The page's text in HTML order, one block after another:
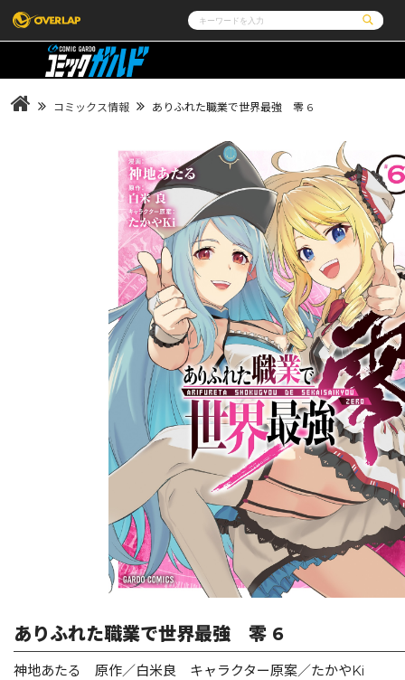
コミック
LiQulle
ライトノベル
ノベルスf
オーバーラップ広報室
オーバーラップホールディングス
お問い合わ
オーバーラップ文庫 オーバーラップノベルス
オーバーラップノベルスf ロサージュノベルス
コミックガルド コミッククリエ
リキューレ コミックパルフェ
コミックエッセイ
閉じる
コミックス情報 ありふれた職業で世界最強 零 6
ありふれた職業で世界最強 零 6
神地あたる 原作／白米良 キャラクター原案／たかやKi